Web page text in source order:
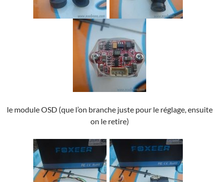
le module OSD (que l’on branche juste pour le réglage, ensuite
on le retire)